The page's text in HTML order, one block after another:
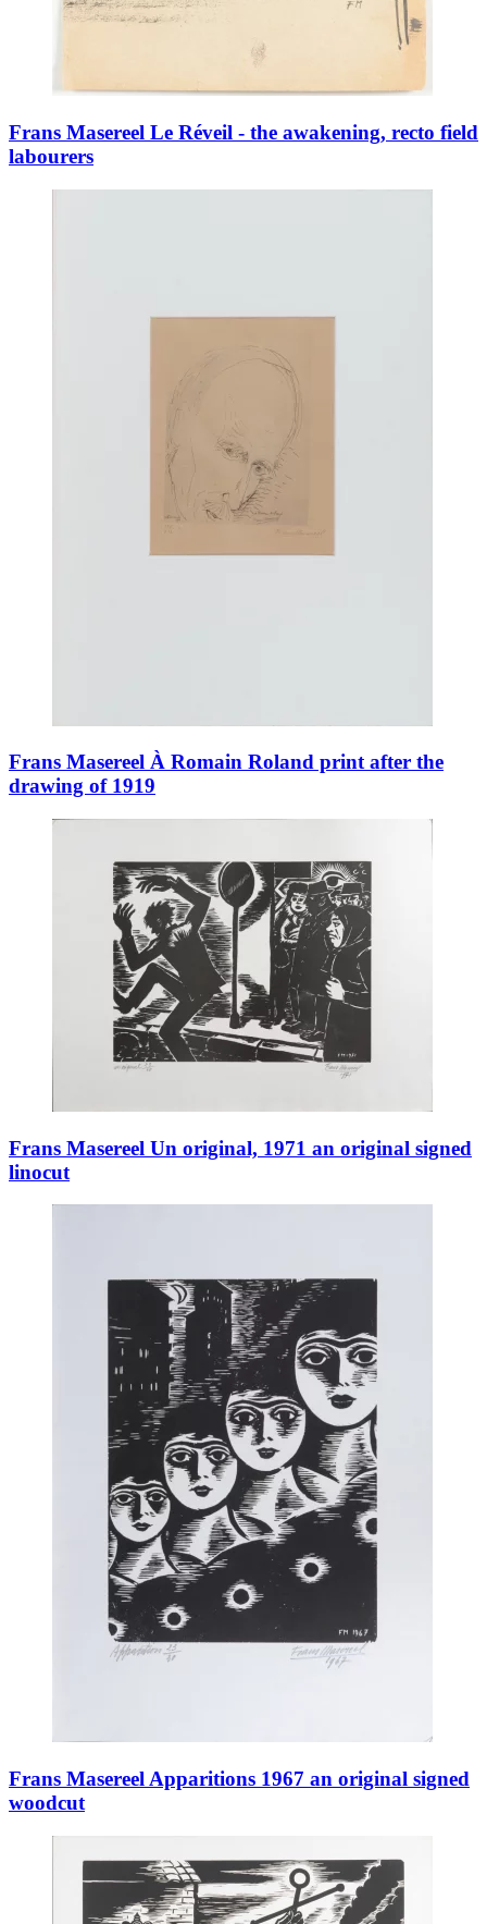
Frans Masereel Le Réveil - the awakening, recto field
labourers
Frans Masereel À Romain Roland print after the
drawing of 1919
Frans Masereel Un original, 1971 an original signed
linocut
Frans Masereel Apparitions 1967 an original signed
woodcut